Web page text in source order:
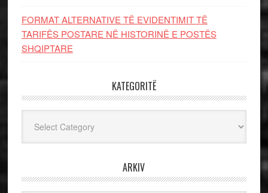
FORMAT ALTERNATIVE TË EVIDENTIMIT TË
TARIFËS POSTARE NË HISTORINË E POSTËS
SHQIPTARE
KATEGORITË
ARKIV